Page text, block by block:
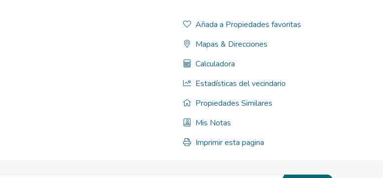
Añada a Propiedades favoritas
Mapas & Direcciones
Calculadora
Estadísticas del vecindario
Propiedades Similares
Mis Notas
Imprimir esta pagina